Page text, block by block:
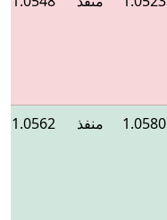
1.0580 منفذ 1.0562